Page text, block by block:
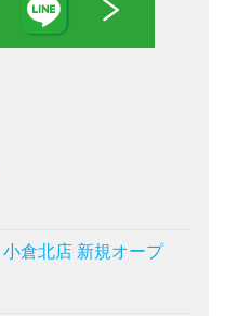
倉北店 新規オープ